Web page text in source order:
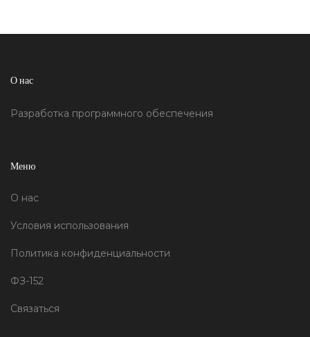
О нас
Разработка программного обеспечения
Меню
О нас
Условия использования
Политика конфиденциальности
ФЗ-152
Связаться